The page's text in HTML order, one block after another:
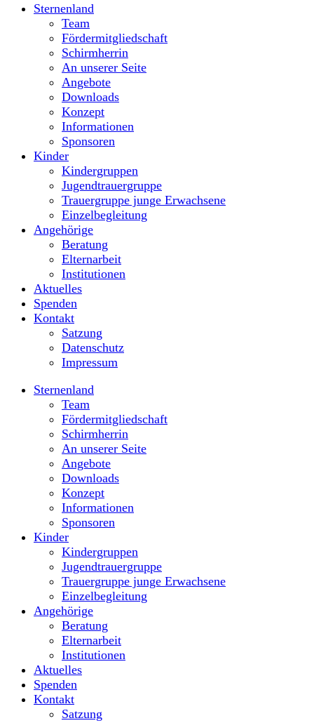
Sternenland
Team
Fördermitgliedschaft
Schirmherrin
An unserer Seite
Angebote
Downloads
Konzept
Informationen
Sponsoren
Kinder
Kindergruppen
Jugendtrauergruppe
Trauergruppe junge Erwachsene
Einzelbegleitung
Angehörige
Beratung
Elternarbeit
Institutionen
Aktuelles
Spenden
Kontakt
Satzung
Datenschutz
Impressum
Sternenland
Team
Fördermitgliedschaft
Schirmherrin
An unserer Seite
Angebote
Downloads
Konzept
Informationen
Sponsoren
Kinder
Kindergruppen
Jugendtrauergruppe
Trauergruppe junge Erwachsene
Einzelbegleitung
Angehörige
Beratung
Elternarbeit
Institutionen
Aktuelles
Spenden
Kontakt
Satzung